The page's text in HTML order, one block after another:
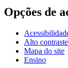
Opções de
Alto contraste
Mapa do site
Ensino